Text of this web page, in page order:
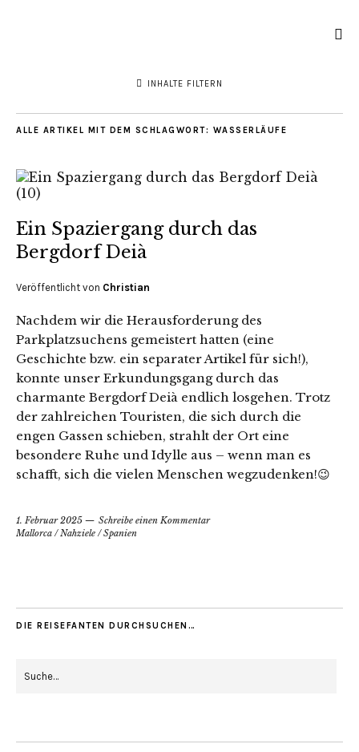
INHALTE FILTERN
ALLE ARTIKEL MIT DEM SCHLAGWORT: WASSERLÄUFE
Ein Spaziergang durch das
Bergdorf Deià
Veröffentlicht von Christian
Nachdem wir die Herausforderung des
Parkplatzsuchens gemeistert hatten (eine
Geschichte bzw. ein separater Artikel für sich!),
konnte unser Erkundungsgang durch das
charmante Bergdorf Deià endlich losgehen. Trotz
der zahlreichen Touristen, die sich durch die
engen Gassen schieben, strahlt der Ort eine
besondere Ruhe und Idylle aus – wenn man es
schafft, sich die vielen Menschen wegzudenken!😉
1. Februar 2025
Schreibe einen Kommentar
Mallorca /Nahziele /Spanien
DIE REISEFANTEN DURCHSUCHEN…